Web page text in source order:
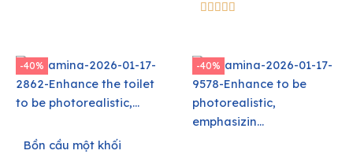
    
-40%
Bồn cầu một khối
-40%